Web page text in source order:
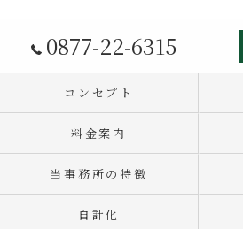
0877-22-6315
コンセプト
料金案内
当事務所の特徴
自計化